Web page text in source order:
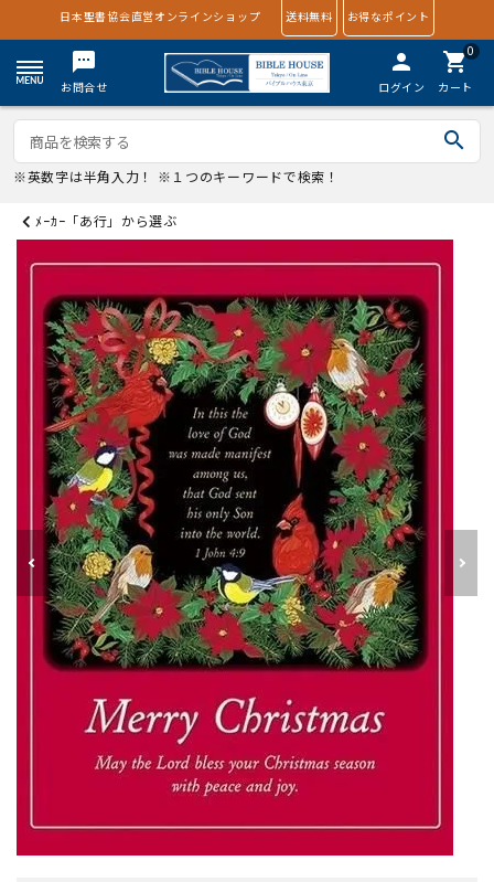
日本聖書協会直営オンラインショップ 送料無料 お得なポイント
textsms
お問合せ
person
ログイン
0
shopping_cart
カート
search
※英数字は半角入力！ ※１つのキーワードで検索！
ﾒｰｶｰ「あ行」から選ぶ